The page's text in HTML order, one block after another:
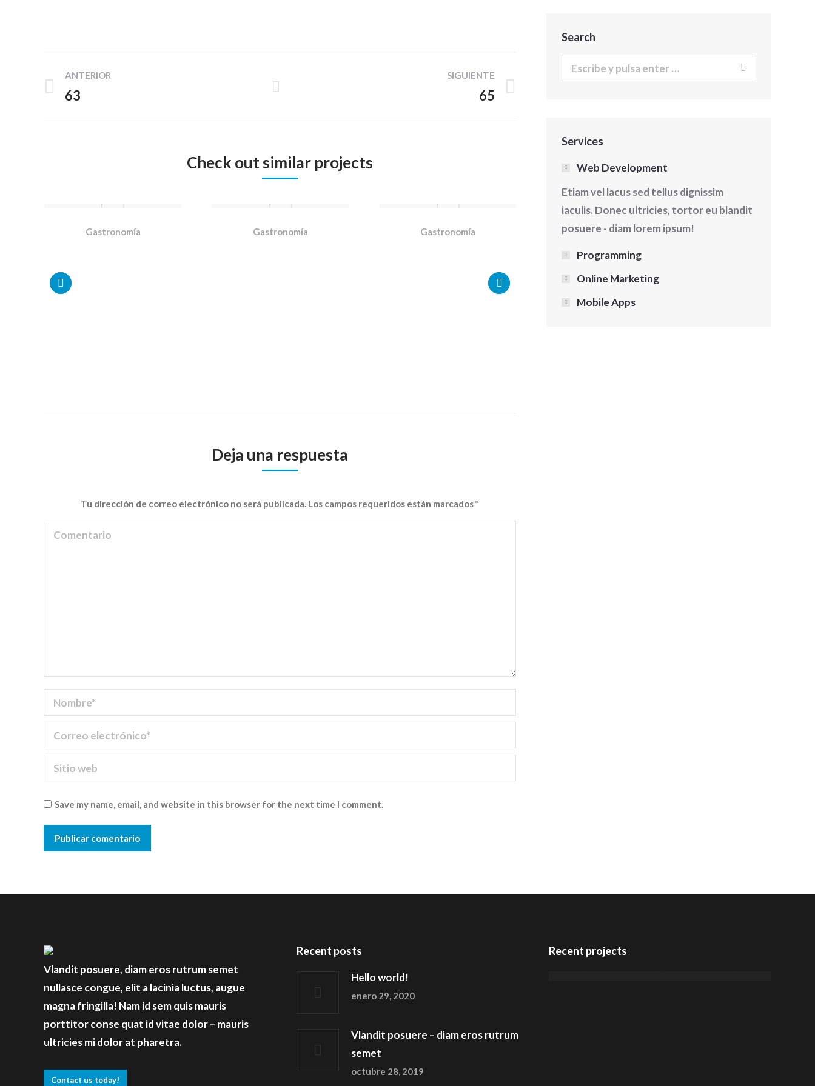
entre
proyectos
ANTERIOR
Proyecto
63
SIGUIENTE
65
Check out similar projects
Gastronomía Gastronomía Gastronomía Gastronomía
Deja una respuesta
Tu dirección de correo electrónico no será publicada. Los campos requeridos están marcados*
Comentario
Nombre *
Correo electrónico *
Sitio web
Save my name, email, and website in this browser for the next time I comment.
Publicar comentario
Search
Buscar:
Services
Web Development
Etiam vel lacus sed tellus dignissim
iaculis. Donec ultricies, tortor eu blandit
posuere - diam lorem ipsum!
Programming
Online Marketing
Mobile Apps
Vlandit posuere, diam eros rutrum semet
nullasce congue, elit a lacinia luctus, augue
magna fringilla! Nam id sem quis mauris
porttitor conse quat id vitae dolor – mauris
ultricies mi dolor at pharetra.
Contact us today!
Recent posts
Hello world!
enero 29, 2020
Vlandit posuere – diam eros rutrum
semet
octubre 28, 2019
Recent projects